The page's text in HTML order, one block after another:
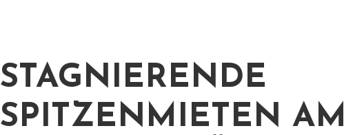
STAGNIERENDE
SPITZENMIETEN AM